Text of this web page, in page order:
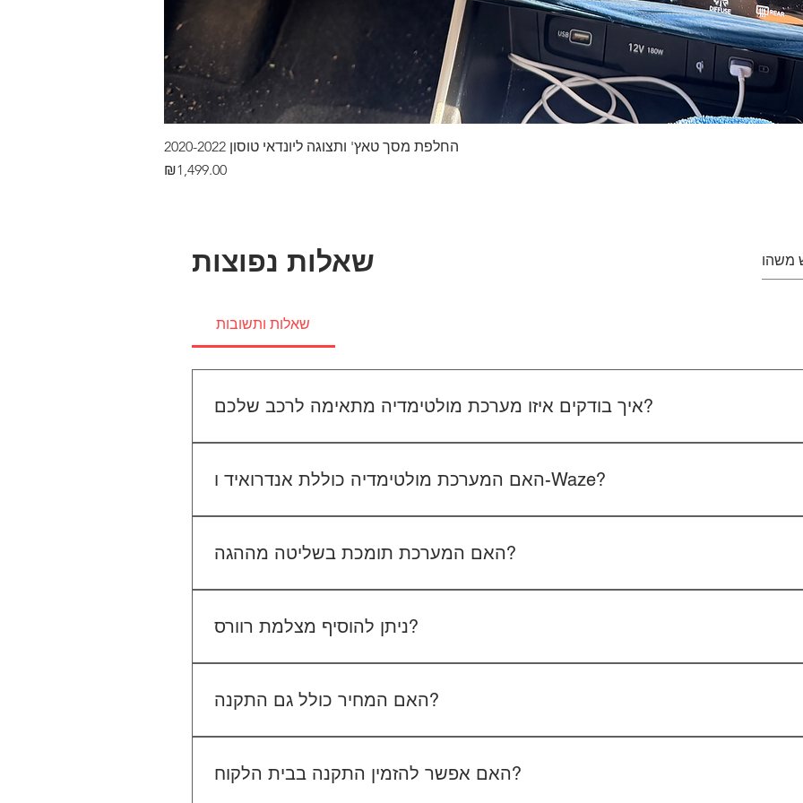
החלפת מסך טאץ' ותצוגה ליונדאי טוסון 2020-2022
Price
₪1,499.00
שאלות נפוצות
שאלות ותשובות
איך בודקים איזו מערכת מולטימדיה מתאימה לרכב שלכם?
מתאים לכם.
האם המערכת מולטימדיה כוללת אנדרואיד ו-Waze?
האם המערכת תומכת בשליטה מההגה?
אלינו לפני ההתקנה.
ניתן להוסיף מצלמת רוורס?
האם המחיר כולל גם התקנה?
האם אפשר להזמין התקנה בבית הלקוח?